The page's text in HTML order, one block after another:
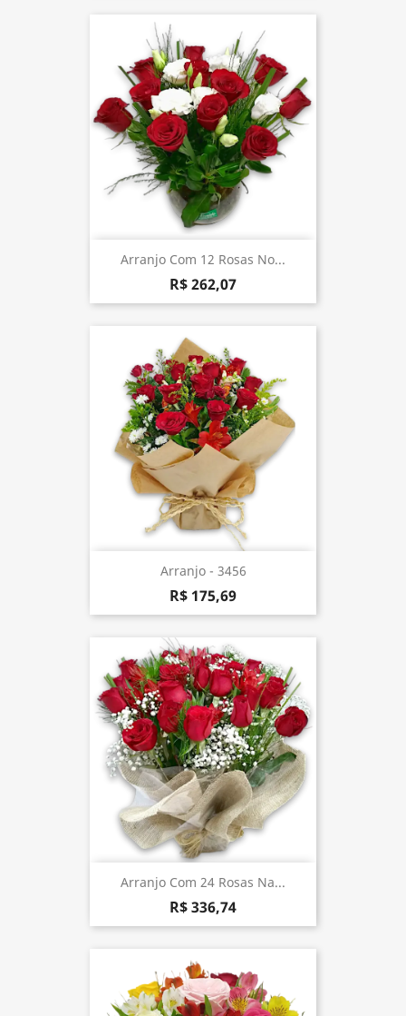
Arranjo Com 12 Rosas No...
R$ 262,07
Arranjo - 3456
R$ 175,69
Arranjo Com 24 Rosas Na...
R$ 336,74